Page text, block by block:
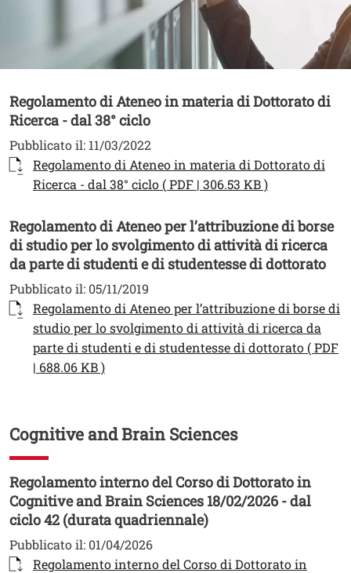
Contenuto
Regolamento di Ateneo in materia di Dottorato di
Ricerca - dal 38° ciclo
Pubblicato il: 11/03/2022
Documento
Regolamento di Ateneo in materia di Dottorato di
Ricerca - dal 38° ciclo ( PDF | 306.53 KB )Apri il link in
Regolamento di Ateneo per l’attribuzione di borse
di studio per lo svolgimento di attività di ricerca
da parte di studenti e di studentesse di dottorato
Pubblicato il: 05/11/2019
Documento
Regolamento di Ateneo per l’attribuzione di borse di
studio per lo svolgimento di attività di ricerca da
parte di studenti e di studentesse di dottorato ( PDF
| 688.06 KB )Apri il link in una nuova finestra
Cognitive and Brain Sciences
Regolamento interno del Corso di Dottorato in
Cognitive and Brain Sciences 18/02/2026 - dal
ciclo 42 (durata quadriennale)
Pubblicato il: 01/04/2026
Documento
Regolamento interno del Corso di Dottorato in